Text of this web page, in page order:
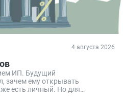
4 августа 2026
ИП. Будущий
зачем ему открывать
есть личный. Но для